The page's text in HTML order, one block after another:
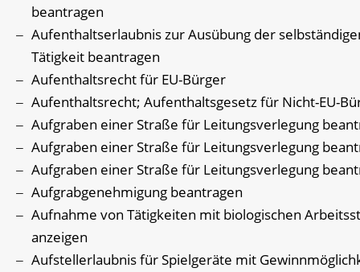
beantragen
Aufenthaltserlaubnis zur Ausübung der
Tätigkeit beantragen
Aufenthaltsrecht für EU-Bürger
Aufenthaltsrecht; Aufenthaltsgesetz für Nicht-EU-
Aufgraben einer Straße für Leitungsverlegung
Aufgraben einer Straße für Leitungsverlegung
Aufgraben einer Straße für Leitungsverlegung
Aufgrabgenehmigung beantragen
Aufnahme von Tätigkeiten mit biologischen
anzeigen
Aufstellerlaubnis für Spielgeräte mit